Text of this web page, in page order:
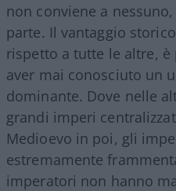
non conviene a
parte. Il vantaggio
rispetto a tutte le altre,
aver mai conosciuto un
dominante. Dove nelle
grandi imperi
Medioevo in poi, gli
estremamente
imperatori non hanno